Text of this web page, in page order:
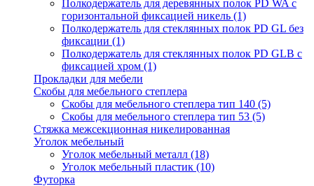
Полкодержатель для деревянных полок PD WA с
горизонтальной фиксацией никель (1)
Полкодержатель для стеклянных полок PD GL без
фиксации (1)
Полкодержатель для стеклянных полок PD GLВ с
фиксацией хром (1)
Прокладки для мебели
Скобы для мебельного степлера
Скобы для мебельного степлера тип 140 (5)
Скобы для мебельного степлера тип 53 (5)
Стяжка межсекционная никелированная
Уголок мебельный
Уголок мебельный металл (18)
Уголок мебельный пластик (10)
Футорка